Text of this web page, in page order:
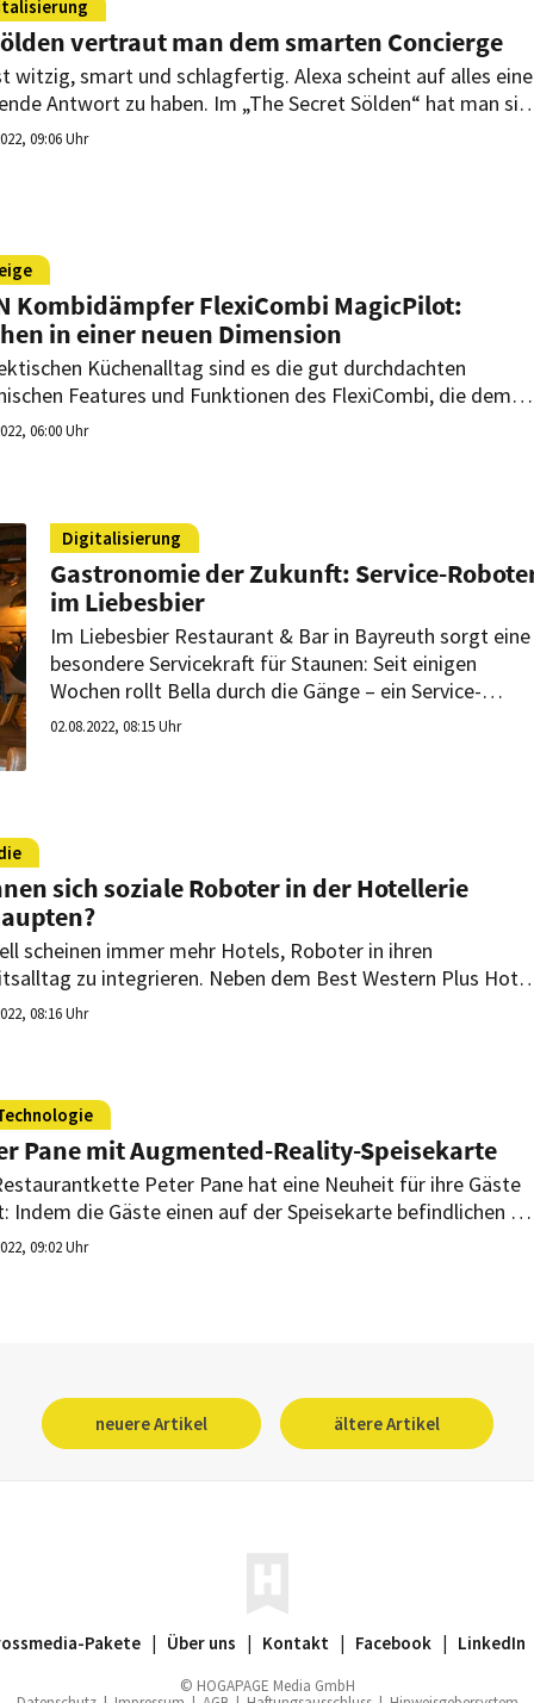
vertraut man dem smarten Concierge
witzig, smart und schlagfertig. Alexa scheint auf alles eine
Antwort zu haben. Im „The Secret Sölden“ hat man sie
auch als feste Mitarbeiterin eingestellt. Wie macht sich
09:06 Uhr
Kombidämpfer FlexiCombi MagicPilot:
in einer neuen Dimension
Küchenalltag sind es die gut durchdachten
Features und Funktionen des FlexiCombi, die dem
den Rücken stärken. Durch die intuitive Bedienung
und dem MKN Gerätekonzept Guided Cooking ist es
06:00 Uhr
Digitalisierung
Gastronomie der Zukunft: Service-
im Liebesbier
Im Liebesbier Restaurant & Bar in Bayreuth sorgt eine
besondere Servicekraft für Staunen: Seit einigen
Wochen rollt Bella durch die Gänge – ein Service-
Roboter, der die Servicekräfte bei der Arbeit
02.08.2022, 08:15 Uhr
sich soziale Roboter in der Hotellerie
scheinen immer mehr Hotels, Roboter in ihren
zu integrieren. Neben dem Best Western Plus Hotel
in Oberstorf setzt zum Beispiel das Pullman Hotel
08:16 Uhr
Pane mit Augmented-Reality-Speisekarte
Peter Pane hat eine Neuheit für ihre Gäste
Indem die Gäste einen auf der Speisekarte befindlichen
mit ihrem Smartphone scannen, können sie sich
09:02 Uhr
neuere Artikel ältere Artikel
Pakete Über uns Kontakt Facebook LinkedIn
© HOGAPAGE Media GmbH